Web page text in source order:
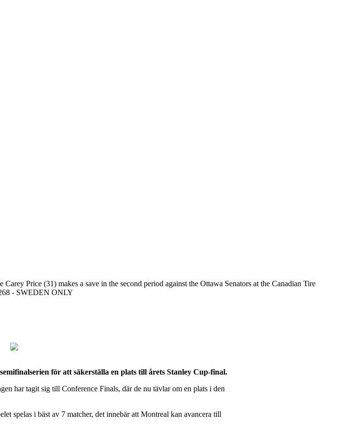
Price (31) makes a save in the second period against the Ottawa Senators at the Canadian Tire
- SWEDEN ONLY
för att säkerställa en plats till årets Stanley Cup-final.
har tagit sig till Conference Finals, där de nu tävlar om en plats i den
spelas i bäst av 7 matcher, det innebär att Montreal kan avancera till